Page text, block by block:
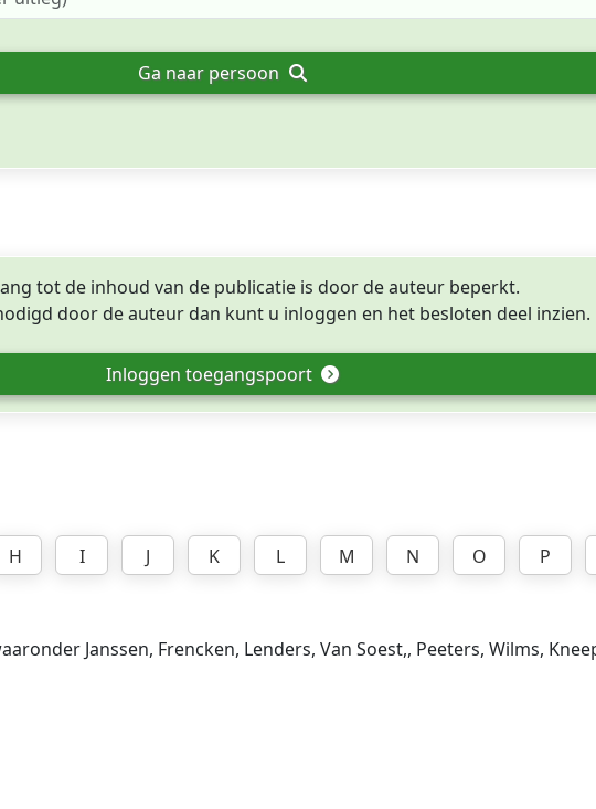
Ga naar persoon
tot de inhoud van de publicatie is door de auteur beperkt.
door de auteur dan kunt u inloggen en het besloten deel inzien.
Inloggen toegangspoort
H I J K L M N O P
Janssen, Frencken, Lenders, Van Soest,, Peeters, Wilms,